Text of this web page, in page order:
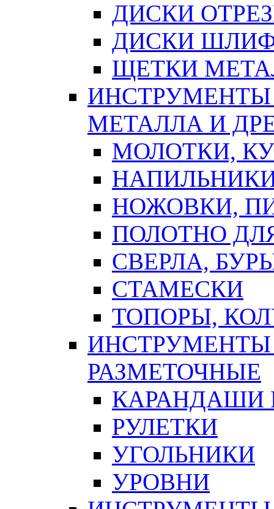
ДИСКИ
ДИСКИ
ЩЕТКИ
ИНСТРУМЕНТЫ
МЕТАЛЛА И
МОЛОТКИ,
НОЖОВКИ,
ПОЛОТНО
СВЕРЛА,
СТАМЕСКИ
ТОПОРЫ,
ИНСТРУМЕНТЫ
РАЗМЕТОЧНЫЕ
КАРАНДАШИ
РУЛЕТКИ
УГОЛЬНИКИ
УРОВНИ